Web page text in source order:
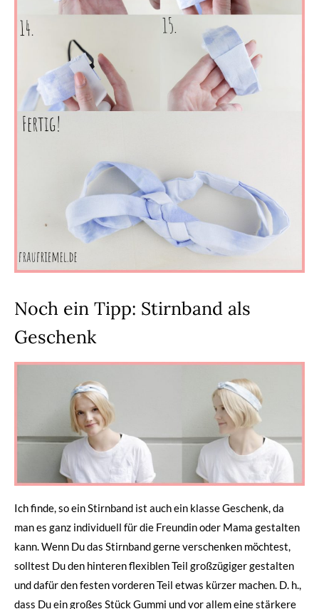
Noch ein Tipp: Stirnband als
Geschenk
Ich finde, so ein Stirnband ist auch ein klasse Geschenk, da
man es ganz individuell für die Freundin oder Mama gestalten
kann. Wenn Du das Stirnband gerne verschenken möchtest,
solltest Du den hinteren flexiblen Teil großzügiger gestalten
und dafür den festen vorderen Teil etwas kürzer machen. D. h.,
dass Du ein großes Stück Gummi und vor allem eine stärkere